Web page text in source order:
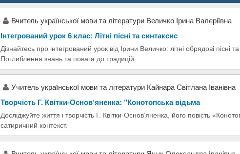
Вчитель української мови та літератури Величко Ірина Валеріївна
Інтегрований урок 6 клас: Літні пісні та синтаксис
Дізнайтесь про інтегрований урок від Ірини Величко: літні обрядові пісні
Поглиблення знань та повага до традицій.
Учитель української мови та літератури Кайнара Світлана Іванівна
Творчість Г. Квітки-Основ’яненка: "Конотопська відьма
Досліджуйте життя і творчість Г. Квітки-Основ’яненка, його повість
сатиричний контекст.